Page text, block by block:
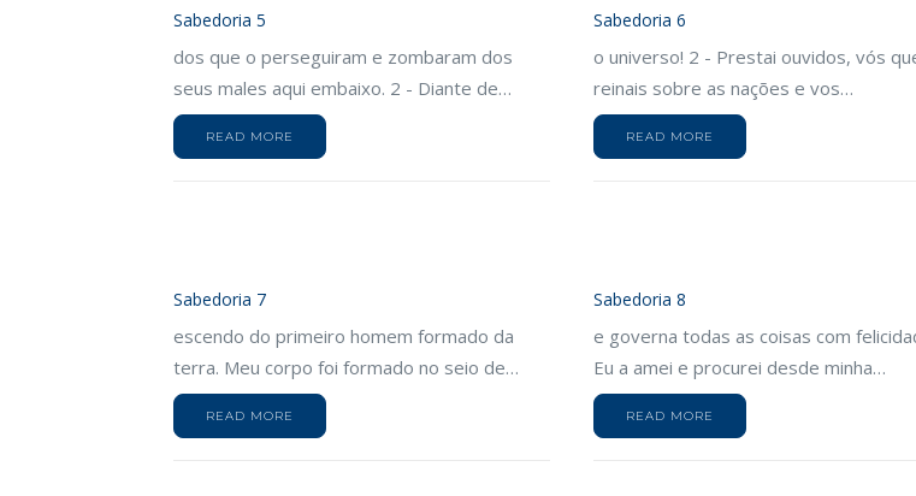
Sabedoria 5
dos que o perseguiram e zombaram dos
seus males aqui embaixo. 2 - Diante de…
READ MORE
Sabedoria 6
o universo! 2 - Prestai ouvidos, vós
reinais sobre as nações e vos…
READ MORE
Sabedoria 7
escendo do primeiro homem formado da
terra. Meu corpo foi formado no seio de…
READ MORE
Sabedoria 8
e governa todas as coisas com
Eu a amei e procurei desde minha…
READ MORE